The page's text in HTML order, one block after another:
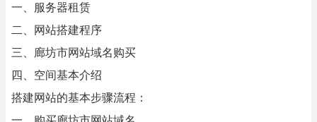
一、服务器租赁
二、网站搭建程序
三、廊坊市网站域名购买
四、空间基本介绍
搭建网站的基本步骤流程：